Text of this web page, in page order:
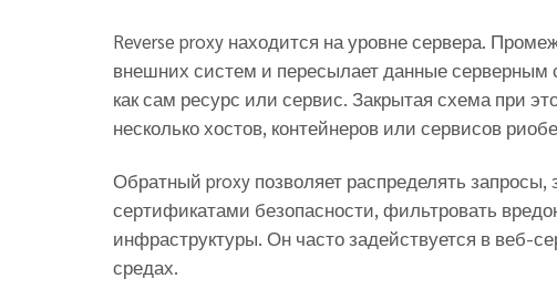
Reverse proxy находится на уровне сервера.
внешних систем и пересылает данные серверным
как сам ресурс или сервис. Закрытая схема при
несколько хостов, контейнеров или сервисов
Обратный proxy позволяет распределять
сертификатами безопасности, фильтровать
инфраструктуры. Он часто задействуется в веб-
средах.